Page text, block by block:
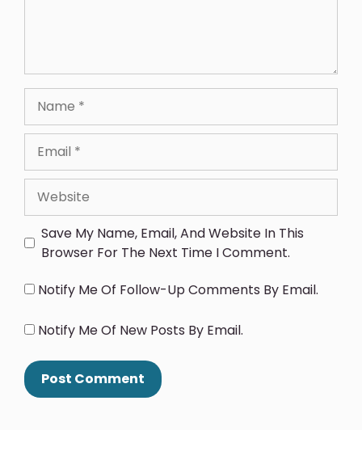
Save My Name, Email, And Website In This
Browser For The Next Time I Comment.
Notify Me Of Follow-Up Comments By Email.
Notify Me Of New Posts By Email.